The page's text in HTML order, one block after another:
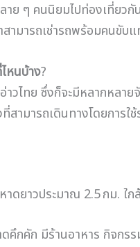
ย ๆ คนนิยมไปท่องเที่ยวกั
สามารถเช่ารถพร้อมคนขั
หนบ้าง?
าวไทย ซึ่งก็จะมีหลากหล
ามารถเดินทางโดยการ
ดยาวประมาณ 2.5 กม. ใ
คึกคัก มีร้านอาหาร กิจกร